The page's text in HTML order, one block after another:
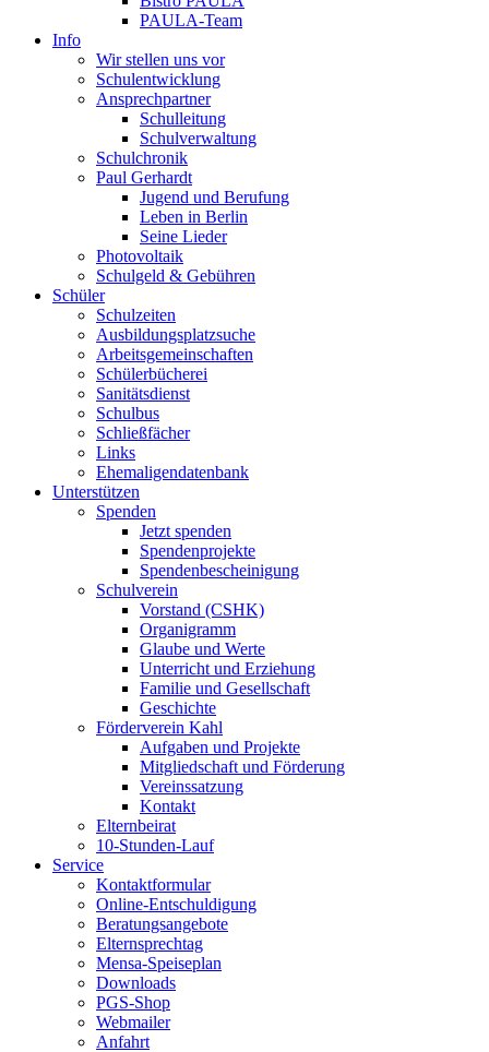
PAULA-Team
Info
Wir stellen uns vor
Schulentwicklung
Ansprechpartner
Schulleitung
Schulverwaltung
Schulchronik
Paul Gerhardt
Jugend und Berufung
Leben in Berlin
Seine Lieder
Photovoltaik
Schulgeld & Gebühren
Schüler
Schulzeiten
Ausbildungsplatzsuche
Arbeitsgemeinschaften
Schülerbücherei
Sanitätsdienst
Schulbus
Schließfächer
Links
Ehemaligendatenbank
Unterstützen
Spenden
Jetzt spenden
Spendenprojekte
Spendenbescheinigung
Schulverein
Vorstand (CSHK)
Organigramm
Glaube und Werte
Unterricht und Erziehung
Familie und Gesellschaft
Geschichte
Förderverein Kahl
Aufgaben und Projekte
Mitgliedschaft und Förderung
Vereinssatzung
Kontakt
Elternbeirat
10-Stunden-Lauf
Service
Kontaktformular
Online-Entschuldigung
Beratungsangebote
Elternsprechtag
Mensa-Speiseplan
Downloads
PGS-Shop
Webmailer
Anfahrt